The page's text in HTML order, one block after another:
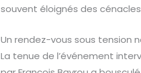
souvent éloignés des
Un rendez-vous sous tension
La tenue de l’événement